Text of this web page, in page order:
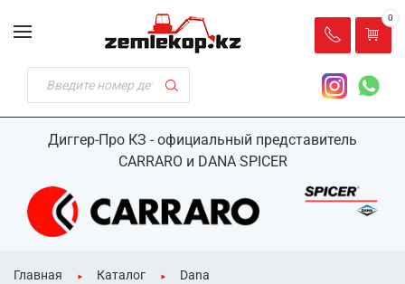
Диггер-Про КЗ - официальный представитель
CARRARO и DANA SPICER
0
Главная Каталог
Dana